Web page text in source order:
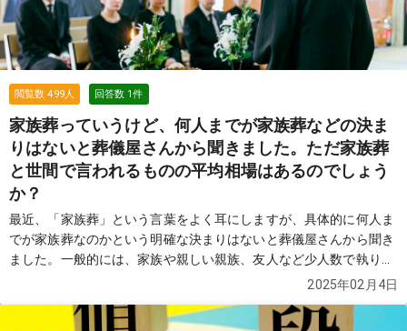
司法解剖が終わったら私たちと一緒に娘をつれて帰っていただき、
足立区付近で葬儀をおこなってくれる葬儀社はありますか？
続きを
見る
閲覧数499人 回答数 1件
家族葬っていうけど、何人までが家族葬などの決ま
りはないと葬儀屋さんから聞きました。ただ家族葬
と世間で言われるものの平均相場はあるのでしょう
か？
最近、「家族葬」という言葉をよく耳にしますが、具体的に何人ま
でが家族葬なのかという明確な決まりはないと葬儀屋さんから聞き
ました。一般的には、家族や親しい親族、友人など少人数で執り行
う葬儀のことを指すようですが、その範囲や規模は家庭ごとに異な
イメージがありますが、実際のところ、どの程度の費用がかかるの
2025年02月4日